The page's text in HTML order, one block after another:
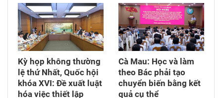
Kỳ họp không thường
lệ thứ Nhất, Quốc hội
khóa XVI: Đề xuất luật
hóa việc thiết lập
Cà Mau: Học và làm
theo Bác phải tạo
chuyển biến bằng kết
quả cụ thể